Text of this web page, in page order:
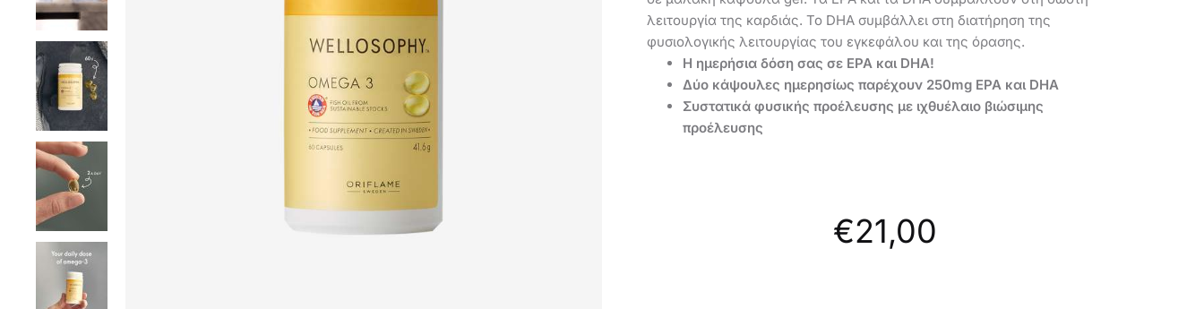
λειτουργία της καρδιάς. Το DHA συμβάλλει στη διατήρηση της
φυσιολογικής λειτουργίας του εγκεφάλου και της όρασης.
H ημερήσια δόση σας σε EPA και DHA!
Δύο κάψουλες ημερησίως παρέχουν 250mg EPA και DHA
Συστατικά φυσικής προέλευσης με ιχθυέλαιο βιώσιμης
προέλευσης
€21,00